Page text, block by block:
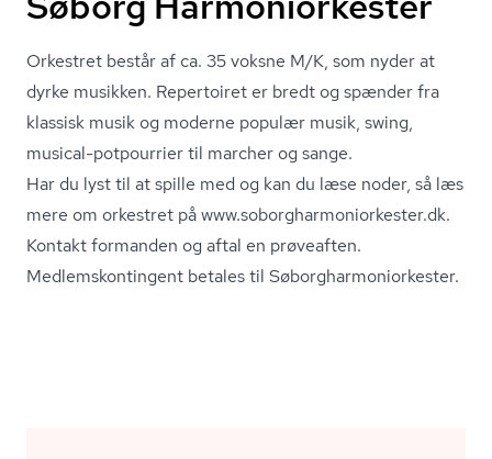
Orkestret består af ca. 35 voksne M/K, som nyder at
dyrke musikken. Repertoiret er bredt og spænder fra
klassisk musik og moderne populær musik, swing,
musical-potpourrier til marcher og sange.
Har du lyst til at spille med og kan du læse noder, så læs
mere om orkestret på www.so­borg­har­moni­o­r­ke­ster.dk.
Kontakt formanden og aftal en prøveaften.
Med­lem­s­kon­tin­gent betales til Sø­borg­har­moni­o­r­ke­ster.